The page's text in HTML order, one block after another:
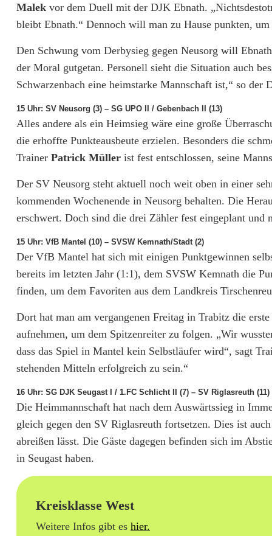
r
i
t
e
r
s
Malek vor dem Duell mit der DJK Ebnath.
bleibt Ebnath.“ Dennoch will man zu Hause punkten,
Den Schwung vom Derbysieg gegen Neusorg will
der Moral gutgetan. Personell sieht die Situation auch
Schwarzenbach eine heimstarke Mannschaft ist,“ so der
15 Uhr: SV Neusorg (3) – SG UPO II / Gebenbach II (13)
Alles andere als ein Heimsieg wäre eine große
die erhoffte Punkteausbeute erzielen. Besonders die
Trainer Patrick Müller ist fest entschlossen, seine
Der SV Neusorg steht aktuell noch weit oben in einer
kommenden Wochenende in Neusorg behalten. Die
erschwert. Doch sind die drei Zähler fest eingeplant und
15 Uhr: VfB Mantel (10) – SVSW Kemnath/Stadt (2)
Der VfB Mantel hat sich mit einigen Punktgewinnen
bereits im letzten Jahr (1:1), dem SVSW Kemnath die
finden, um dem Favoriten aus dem Landkreis
Dort hat man am vergangenen Freitag in Trabitz die
aufnehmen, um dem Spitzenreiter zu folgen. „Wir
dass das Spiel in Mantel kein Selbstläufer wird“, sagt
stehenden Mitteln erfolgreich zu sein.“
16 Uhr: SG DJK Seugast I / 1.FC Schlicht II (7) – SV Riglasreuth (11)
Die Heimmannschaft hat nach dem Auswärtssieg in
gleich gegen den SV Riglasreuth fortsetzen. Dies ist
abreißen lässt. Die Gäste dagegen befinden sich im
in Seugast haben.
Kreisklasse West
Weitere Infos gibt es hier.